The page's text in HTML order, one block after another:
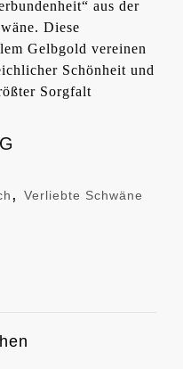
aus der
Diese
Gelbgold vereinen
Schönheit und
Sorgfalt
, Verliebte Schwäne